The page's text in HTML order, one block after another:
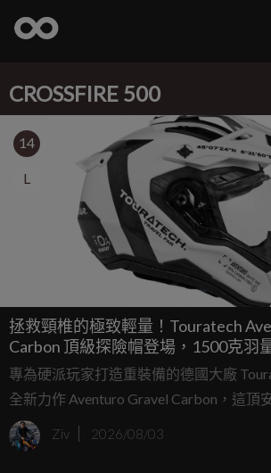
CROSSFIRE 500
14
L
拯救頸椎的極致輕量！Touratech
Carbon 頂級探險帽登場，1500克羽
歐元
專為硬派玩家打造重裝備的德國大廠
全新力作 Aventuro Gravel Carbon，這頂
尖的材料科技，更以極致的輕量化與多變
長途征戰的最佳戰友。
Ziv 2026/08/03